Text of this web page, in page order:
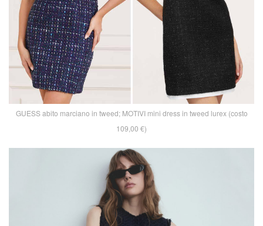
GUESS abito marciano in tweed; MOTIVI mini dress in tweed lurex (costo
109,00 €)